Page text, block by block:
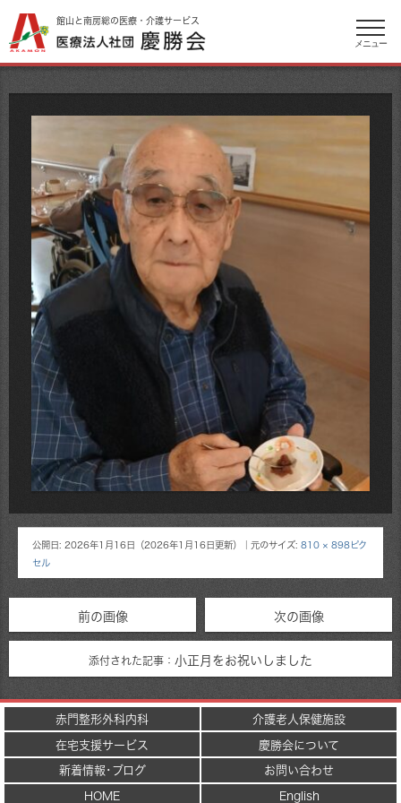
館山と南房総の医療・介護サービス
メニュー
公開日: 2026年1月16日 （2026年1月16日更新） ｜元のサイズ: 810 × 898ピク
セル
前の画像 次の画像
添付された記事： 小正月をお祝いしました
赤門整形外科内科
介護老人保健施設
在宅支援サービス
慶勝会について
新着情報･ブログ
お問い合わせ
HOME
English